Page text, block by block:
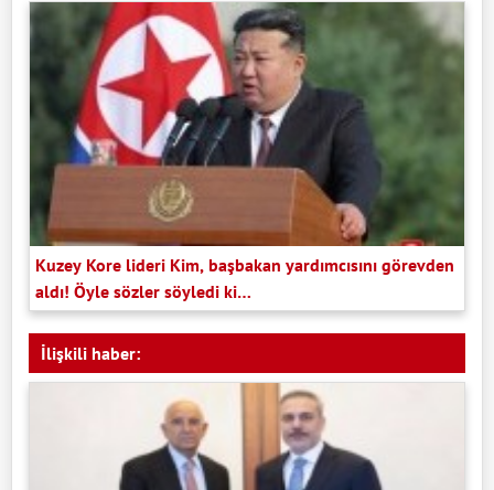
Kuzey Kore lideri Kim, başbakan yardımcısını görevden
aldı! Öyle sözler söyledi ki…
İlişkili haber: